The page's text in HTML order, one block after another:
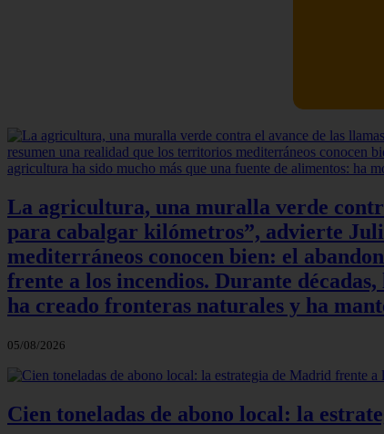
La agricultura, una muralla verde
para cabalgar kilómetros”, advierte
mediterráneos conocen bien: el
frente a los incendios. Durante
ha creado fronteras naturales y ha
05/08/2026
Cien toneladas de abono local: la